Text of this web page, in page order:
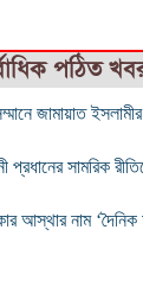
পঠিত
জামায়াত
প্রধানের সামরিক
আস্থার নাম